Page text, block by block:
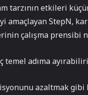
tarzının etkileri
amaçlayan StepN,
çalışma prensibi
adıma
azaltmak gibi